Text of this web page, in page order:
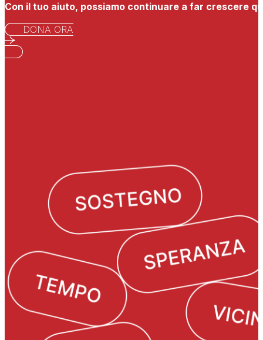
Con il tuo aiuto, possiamo continuare a far crescere
DONA ORA